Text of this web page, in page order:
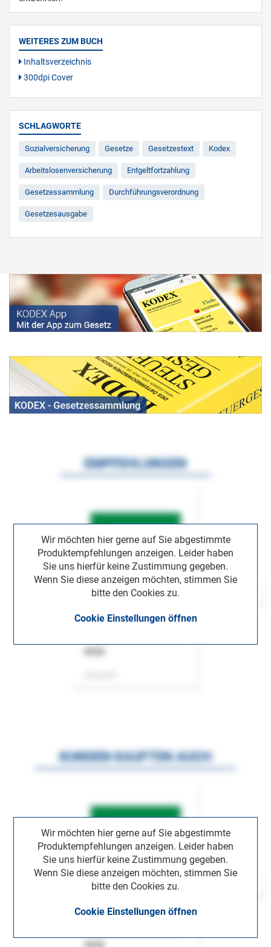
WEITERES ZUM BUCH
Inhaltsverzeichnis
300dpi Cover
SCHLAGWORTE
Sozialversicherung Gesetze Gesetzestext Kodex
Arbeitslosenversicherung Entgeltfortzahlung
Gesetzessammlung Durchführungsverordnung
Gesetzesausgabe
Wir möchten hier gerne auf Sie abgestimmte
Produktempfehlungen anzeigen. Leider haben
Sie uns hierfür keine Zustimmung gegeben.
Wenn Sie diese anzeigen möchten, stimmen Sie
bitte den Cookies zu.
Cookie Einstellungen öffnen
EMPFEHLUNGEN
Wir möchten hier gerne auf Sie abgestimmte
Produktempfehlungen anzeigen. Leider haben
Sie uns hierfür keine Zustimmung gegeben.
Wenn Sie diese anzeigen möchten, stimmen Sie
bitte den Cookies zu.
Cookie Einstellungen öffnen
KUNDEN KAUFTEN AUCH